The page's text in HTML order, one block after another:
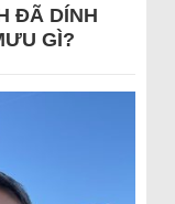
ĐÃ DÍNH
GÌ?